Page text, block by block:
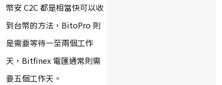
幣安 C2C 都是相當快可以收
到台幣的方法，BitoPro 則
是需要等待一至兩個工作
天，Bitfinex 電匯通常則需
要五個工作天。